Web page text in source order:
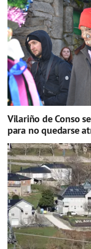
Vilariño de Conso
para no quedarse